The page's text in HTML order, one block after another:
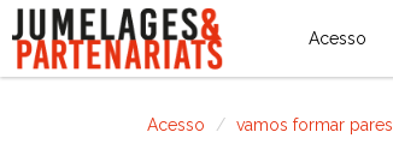
Acesso
Acesso vamos formar pares